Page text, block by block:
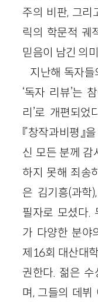
주의 비판, 그리
릭의 학문적 궤
믿음이 남긴 의
지난해 독자
‘독자 리뷰’는
리’로 개편되었
『창작과비평』
신 모든 분께 감
하지 못해 죄송
은 김기흥(과학)
필자로 모셨다.
가 다양한 분야
제16회 대산대
권한다. 젊은
며, 그들의 데뷔